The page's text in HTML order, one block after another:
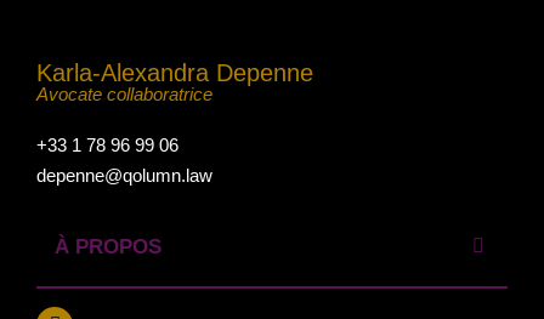
Karla-Alexandra Depenne
Avocate collaboratrice
+33 1 78 96 99 06
depenne@qolumn.law
À PROPOS